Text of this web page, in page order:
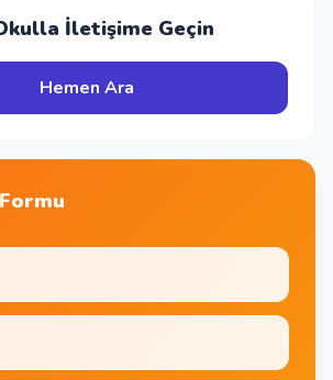
İletişime Geçin
Hemen Ara